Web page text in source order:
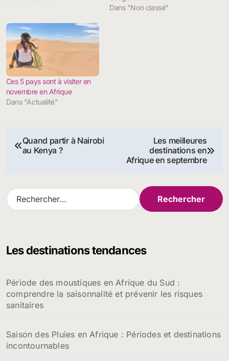
Dans "Non classé"
Ces 5 pays sont à visiter en
novembre en Afrique
Dans "Actualité"
Navigation
l’article
Quand partir à Nairobi
au Kenya ?
Les meilleures
destinations en
Afrique en septembre
R
e
r
e
r
Les destinations tendances
Période des moustiques en Afrique du Sud :
comprendre la saisonnalité et prévenir les risques
sanitaires
Saison des Pluies en Afrique : Périodes et destinations
incontournables